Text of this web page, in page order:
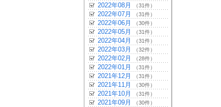
2022年08月 （31件）
2022年07月 （31件）
2022年06月 （30件）
2022年05月 （31件）
2022年04月 （31件）
2022年03月 （32件）
2022年02月 （28件）
2022年01月 （31件）
2021年12月 （31件）
2021年11月 （30件）
2021年10月 （31件）
2021年09月 （30件）